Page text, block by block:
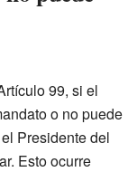
99, si el
o no puede
Presidente del
Esto ocurre